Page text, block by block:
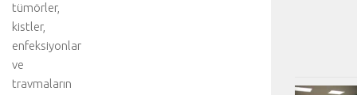
tümörler,
kistler,
enfeksiyonlar
ve
travmaların